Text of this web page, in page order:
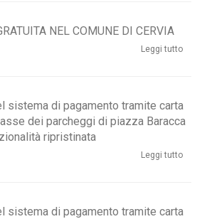
NEL COMUNE DI CERVIA
Leggi tutto
sistema di pagamento tramite carta
dei parcheggi di piazza Baracca
ripristinata
Leggi tutto
sistema di pagamento tramite carta